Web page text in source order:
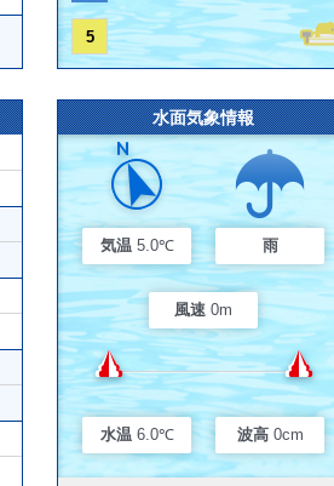
5
水面気象情報
気温 5.0℃ 雨
風速 0m
水温 6.0℃ 波高 0cm